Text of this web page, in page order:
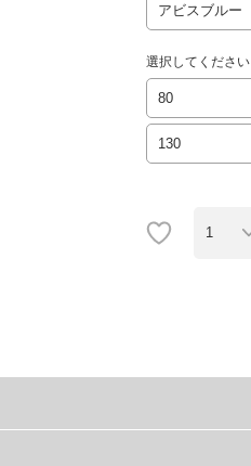
アビスブルー
選択してください
80
130
トパンツ』